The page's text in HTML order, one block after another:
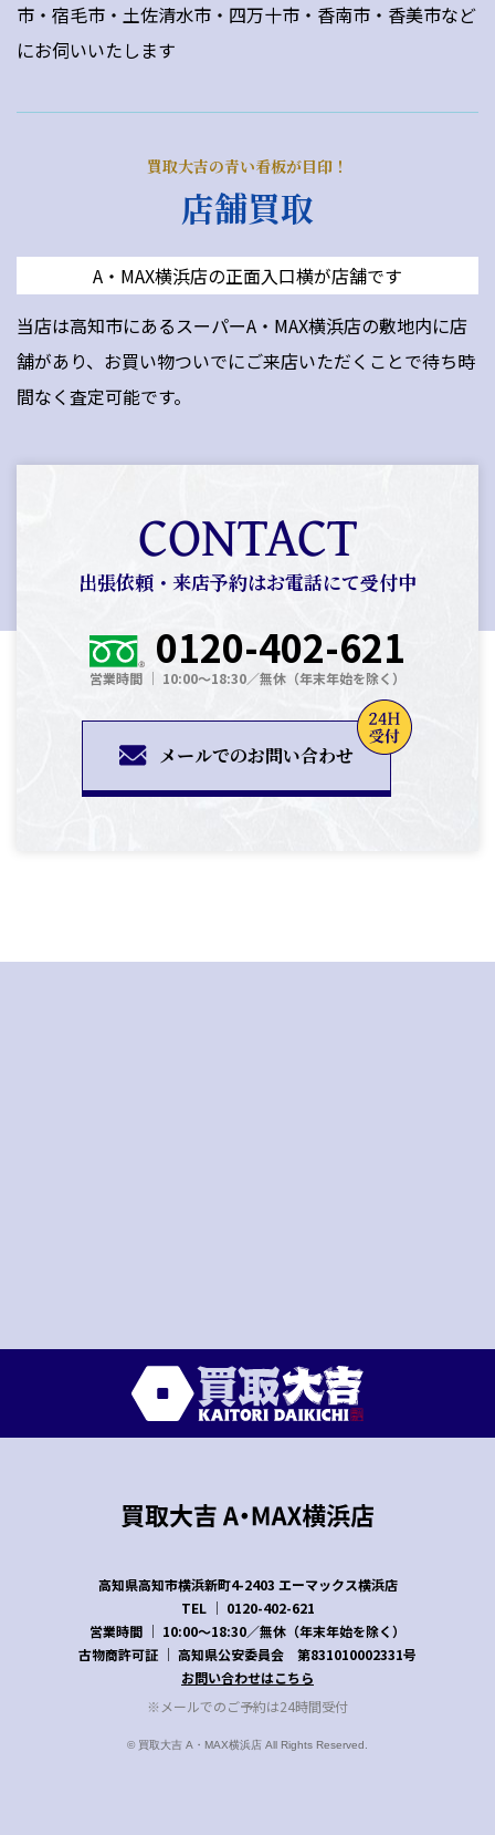
市・宿毛市・土佐清水市・四万十市・香南市・香美市など
にお伺いいたします
買取大吉の青い看板が目印！
店舗買取
A・MAX横浜店の正面入口横が店舗です
当店は高知市にあるスーパーA・MAX横浜店の敷地内に店
舗があり、お買い物ついでにご来店いただくことで待ち時
間なく査定可能です。
CONTACT
出張依頼・来店予約はお電話にて受付中
0120-402-621
営業時間 │ 10:00～18:30／無休（年末年始を除く）
メールでのお問い合わせ
高知県高知市横浜新町4-2403 エーマックス横浜店
TEL │ 0120-402-621
営業時間 │ 10:00～18:30／無休（年末年始を除く）
古物商許可証 │ 高知県公安委員会 第831010002331号
お問い合わせはこちら
※メールでのご予約は24時間受付
© 買取大吉 A・MAX横浜店 All Rights Reserved.